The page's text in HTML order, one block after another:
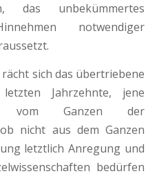
das unbekümmertes
notwendiger
sich das übertriebene
Jahrzehnte, jene
vom Ganzen der
nicht aus dem Ganzen
letztlich Anregung und
bedürfen